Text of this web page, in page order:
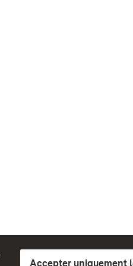
Accepter uniquement